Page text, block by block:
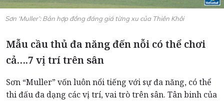
Sơn ‘Muller’: Bản hợp đồng đáng giá từng xu của Thiên Khôi
Mẫu cầu thủ đa năng đến nỗi có thể chơi
cả….7 vị trí trên sân
Sơn “Muller” vốn luôn nổi tiếng với sự đa năng, có thể
thi đấu đa dạng các vị trí, vai trò trên sân. Tân binh của